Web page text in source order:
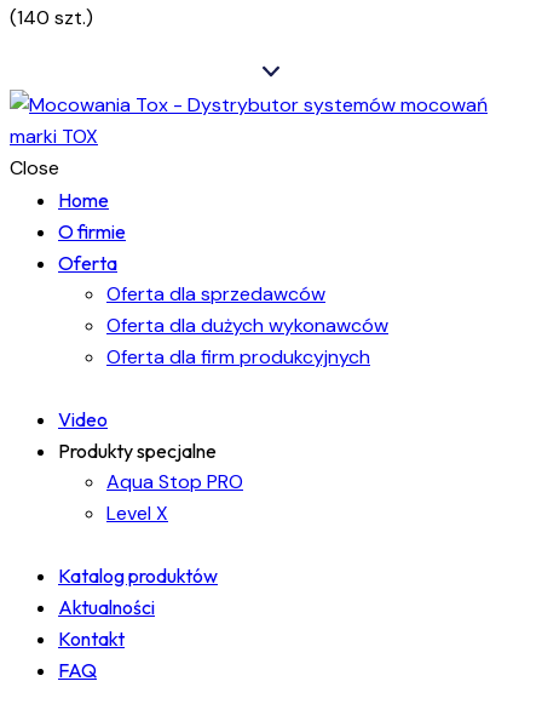
(140 szt.)
Close
Home
O firmie
Oferta
Oferta dla sprzedawców
Oferta dla dużych wykonawców
Oferta dla firm produkcyjnych
Video
Produkty specjalne
Aqua Stop PRO
Level X
Katalog produktów
Aktualności
Kontakt
FAQ